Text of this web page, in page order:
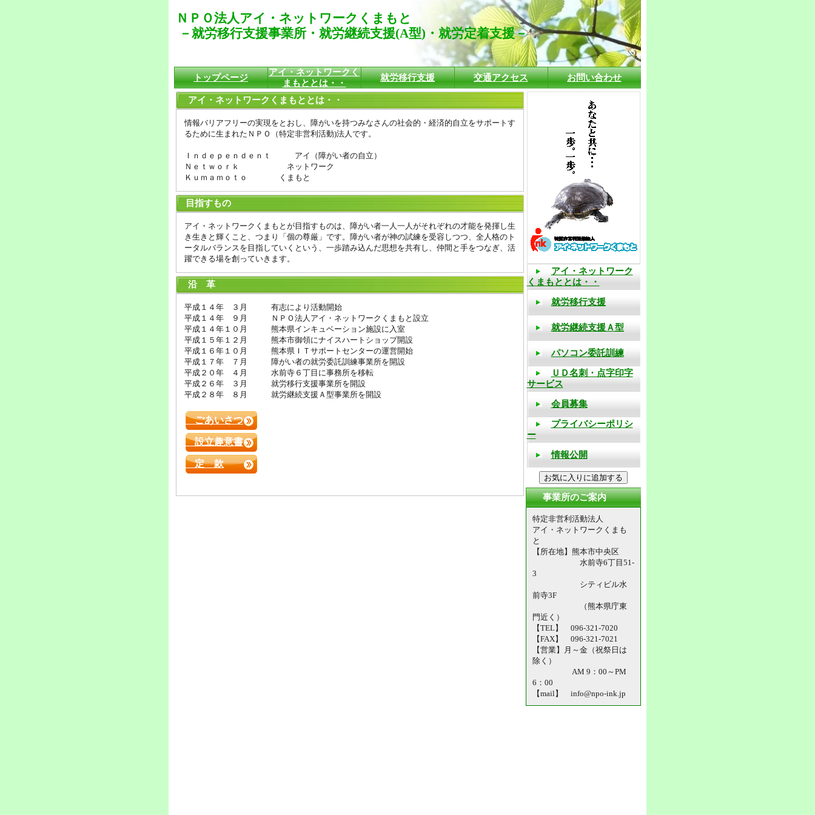
ＮＰＯ法人アイ・ネットワークくまもと
－就労移行支援事業所・就労継続支援(A型)・就労定着支援－
トップページ
アイ・ネットワークく
まもととは・・
就労移行支援 交通アクセス お問い合わせ
アイ・ネットワークくまもととは・・
情報バリアフリーの実現をとおし、障がいを持つみなさんの社会的・経済的自立をサポートす
るために生まれたＮＰＯ（特定非営利活動)法人です。
Ｉｎｄｅｐｅｎｄｅｎｔ アイ（障がい者の自立）
Ｎｅｔｗｏｒｋ ネットワーク
Ｋｕｍａｍｏｔｏ くまもと
目指すもの
アイ・ネットワークくまもとが目指すものは、障がい者一人一人がそれぞれの才能を発揮し生
き生きと輝くこと、つまり「個の尊厳」です。障がい者が神の試練を受容しつつ、全人格のト
ータルバランスを目指していくという、一歩踏み込んだ思想を共有し、仲間と手をつなぎ、活
躍できる場を創っていきます。
沿 革
平成１４年 ３月 有志により活動開始
平成１４年 ９月 ＮＰＯ法人アイ・ネットワークくまもと設立
平成１４年１０月 熊本県インキュベーション施設に入室
平成１５年１２月 熊本市御領にナイスハートショップ開設
平成１６年１０月 熊本県ＩＴサポートセンターの運営開始
平成１７年 ７月 障がい者の就労委託訓練事業所を開設
平成２０年 ４月 水前寺６丁目に事務所を移転
平成２６年 ３月 就労移行支援事業所を開設
平成２８年 ８月 就労継続支援Ａ型事業所を開設
ごあいさつ
設立趣意書
定 款